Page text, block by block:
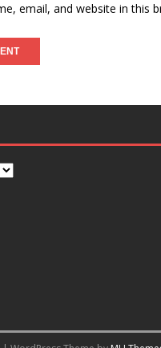
email, and website in this